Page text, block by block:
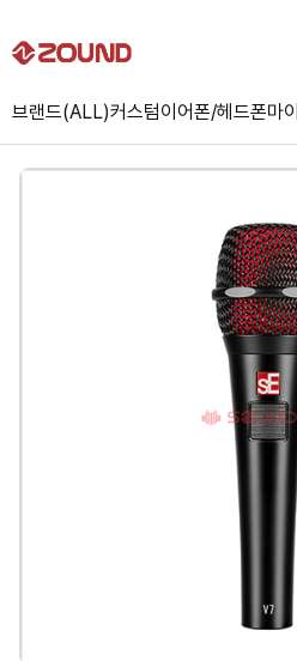
브랜드(ALL)커스텀이어폰/헤드폰마